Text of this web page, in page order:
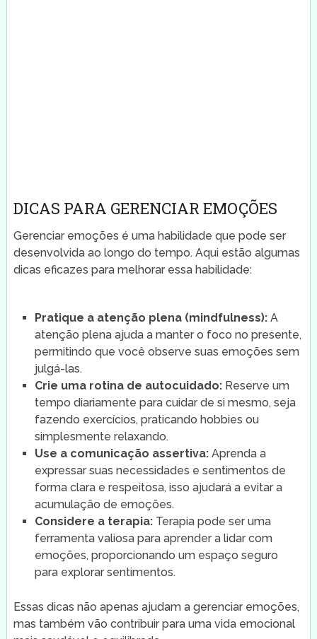
DICAS PARA GERENCIAR EMOÇÕES
Gerenciar emoções é uma habilidade que pode ser
desenvolvida ao longo do tempo. Aqui estão algumas
dicas eficazes para melhorar essa habilidade:
Pratique a atenção plena (mindfulness):A
atenção plena ajuda a manter o foco no presente,
permitindo que você observe suas emoções sem
julgá-las.
Crie uma rotina de autocuidado:Reserve um
tempo diariamente para cuidar de si mesmo, seja
fazendo exercícios, praticando hobbies ou
simplesmente relaxando.
Use a comunicação assertiva:Aprenda a
expressar suas necessidades e sentimentos de
forma clara e respeitosa, isso ajudará a evitar a
acumulação de emoções.
Considere a terapia:Terapia pode ser uma
ferramenta valiosa para aprender a lidar com
emoções, proporcionando um espaço seguro
para explorar sentimentos.
Essas dicas não apenas ajudam a gerenciar emoções,
mas também vão contribuir para uma vida emocional